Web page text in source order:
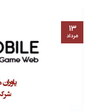
۱۳
مرداد